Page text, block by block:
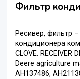
Фильтр
Ресивер, фильтр
кондиционера
CLOVE. RECEIVER
Deere agriculture
AH137486,